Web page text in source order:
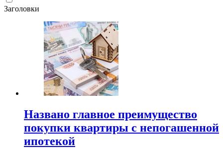
Заголовки
Названо главное преимущество
покупки квартиры с непогашенной
ипотекой